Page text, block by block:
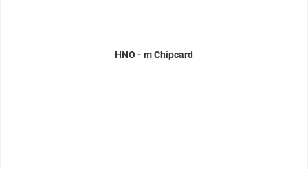
HNO - m Chipcard